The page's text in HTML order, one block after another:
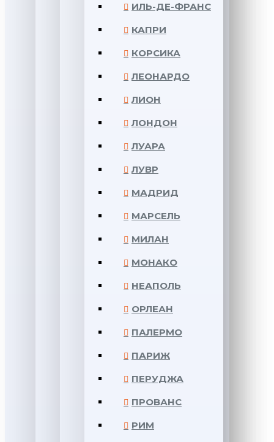
ИЛЬ-ДЕ-ФРАНС
КАПРИ
КОРСИКА
ЛЕОНАРДО
ЛИОН
ЛОНДОН
ЛУАРА
ЛУВР
МАДРИД
МАРСЕЛЬ
МИЛАН
МОНАКО
НЕАПОЛЬ
ОРЛЕАН
ПАЛЕРМО
ПАРИЖ
ПЕРУДЖА
ПРОВАНС
РИМ